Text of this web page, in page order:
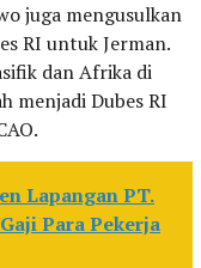
juga mengusulkan
RI untuk Jerman.
dan Afrika di
menjadi Dubes RI
Lapangan PT.
Para Pekerja